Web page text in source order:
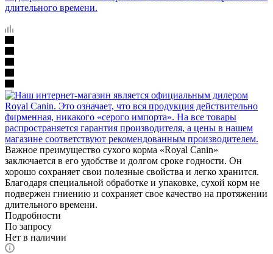
Важное преимущество сухого корма «Royal Canin»
заключается в его удобстве и долгом сроке годности. Он
хорошо сохраняет свои полезные свойства и легко хранится.
Благодаря специальной обработке и упаковке, сухой корм не
подвержен гниению и сохраняет свое качество на протяжении
длительного времени.
Подробности
По запросу
Нет в наличии